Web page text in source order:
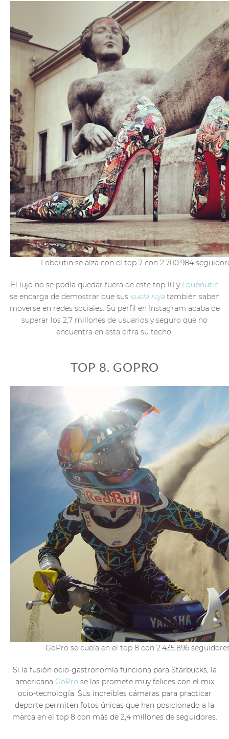
Loboutin se alza con el top 7 con 2.700.984
El lujo no se podía quedar fuera de este top 10 y Louboutin
se encarga de demostrar que sus suela rojatambién saben
moverse en redes sociales. Su perfil en Instagram acaba de
superar los 2,7 millones de usuarios y seguro que no
encuentra en esta cifra su techo.
TOP 8. GOPRO
GoPro se cuela en el top 8 con 2.435.896
Si la fusión ocio-gastronomía funciona para Starbucks, la
americana GoPro se las promete muy felices con el mix
ocio-tecnología. Sus increíbles cámaras para practicar
deporte permiten fotos únicas que han posicionado a la
marca en el top 8 con más de 2,4 millones de seguidores.